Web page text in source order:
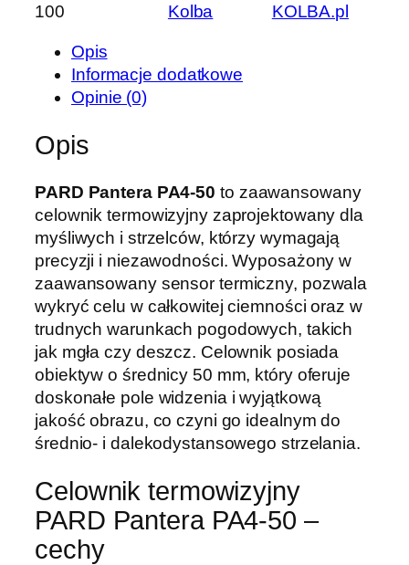
100
Kolba
KOLBA.pl
Opis
Informacje dodatkowe
Opinie (0)
Opis
PARD Pantera PA4-50 to zaawansowany
celownik termowizyjny zaprojektowany dla
myśliwych i strzelców, którzy wymagają
precyzji i niezawodności. Wyposażony w
zaawansowany sensor termiczny, pozwala
wykryć celu w całkowitej ciemności oraz w
trudnych warunkach pogodowych, takich
jak mgła czy deszcz. Celownik posiada
obiektyw o średnicy 50 mm, który oferuje
doskonałe pole widzenia i wyjątkową
jakość obrazu, co czyni go idealnym do
średnio- i dalekodystansowego strzelania.
Celownik termowizyjny
PARD Pantera PA4-50 –
cechy